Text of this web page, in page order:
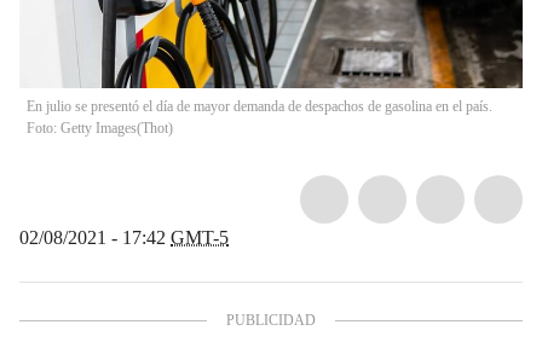
En julio se presentó el día de mayor demanda de despachos de gasolina en el país.
Foto: Getty Images(Thot)
02/08/2021 - 17:42 GMT-5